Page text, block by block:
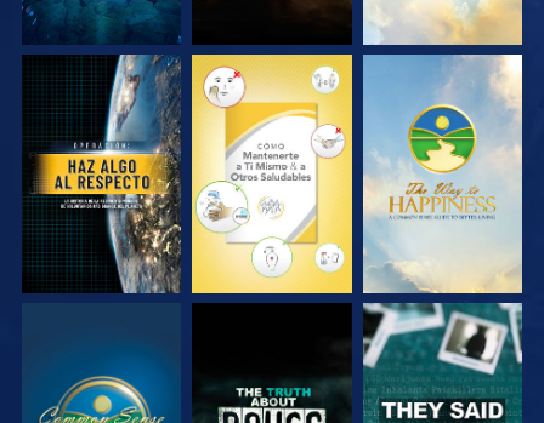
VE VE VE
VE VE